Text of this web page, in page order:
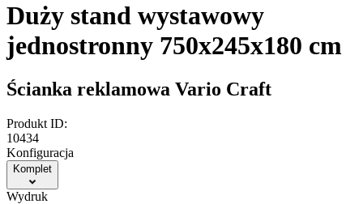
Duży stand wystawowy
jednostronny 750x245x180 cm
Ścianka reklamowa Vario Craft
Produkt ID:
10434
Konfiguracja
Komplet
Wydruk